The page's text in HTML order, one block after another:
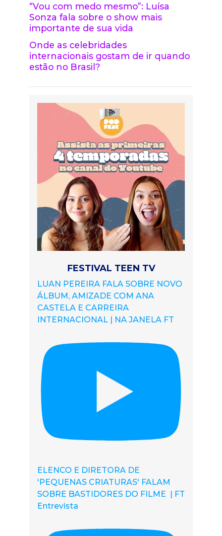
“Vou com medo mesmo”: Luísa
Sonza fala sobre o show mais
importante de sua vida
Onde as celebridades
internacionais gostam de ir quando
estão no Brasil?
FESTIVAL TEEN TV
LUAN PEREIRA FALA SOBRE NOVO
ÁLBUM, AMIZADE COM ANA
CASTELA E CARREIRA
INTERNACIONAL | NA JANELA FT
ELENCO E DIRETORA DE
'PEQUENAS CRIATURAS' FALAM
SOBRE BASTIDORES DO FILME | FT
Entrevista